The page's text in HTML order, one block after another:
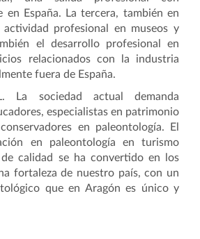
en España. La tercera, también en
profesional en museos y
el desarrollo profesional en
relacionados con la industria
fuera de España.
. La sociedad actual demanda
especialistas en patrimonio
en paleontología. El
en paleontología en turismo
calidad se ha convertido en los
fortaleza de nuestro país, con un
que en Aragón es único y